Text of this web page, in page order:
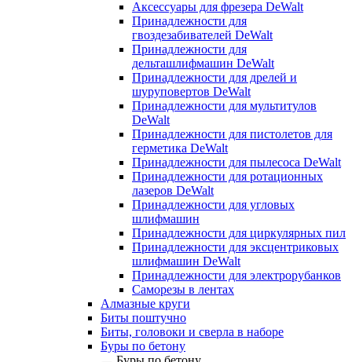
Аксессуары для фрезера DeWalt
Принадлежности для
гвоздезабивателей DeWalt
Принадлежности для
дельташлифмашин DeWalt
Принадлежности для дрелей и
шуруповертов DeWalt
Принадлежности для мультитулов
DeWalt
Принадлежности для пистолетов для
герметика DeWalt
Принадлежности для пылесоса DeWalt
Принадлежности для ротационных
лазеров DeWalt
Принадлежности для угловых
шлифмашин
Принадлежности для циркулярных пил
Принадлежности для эксцентриковых
шлифмашин DeWalt
Принадлежности для электрорубанков
Саморезы в лентах
Алмазные круги
Биты поштучно
Биты, головоки и сверла в наборе
Буры по бетону